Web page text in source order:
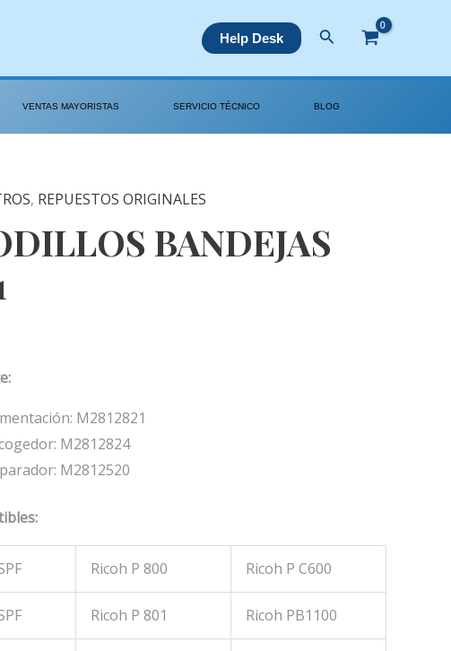
Help Desk Buscar
VENTAS MAYORISTAS SERVICIO TÉCNICO BLOG
, REPUESTOS ORIGINALES
BANDEJAS
M2812821
M2812824
M2812520
Ricoh P 800 Ricoh P C600
Ricoh P 801 Ricoh PB1100